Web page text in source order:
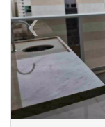
‹Previous